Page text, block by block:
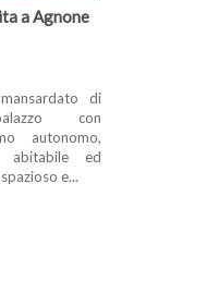
a Agnone
di
con
autonomo,
abitabile ed
e...